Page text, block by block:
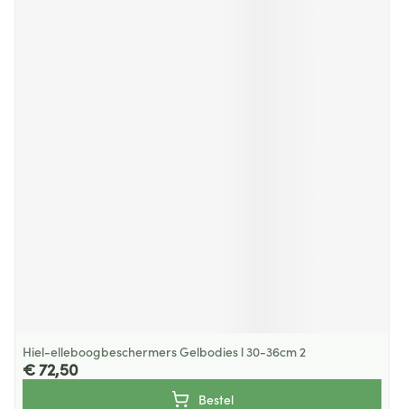
Hiel-elleboogbeschermers Gelbodies l 30-36cm 2
€ 72,50
Bestel